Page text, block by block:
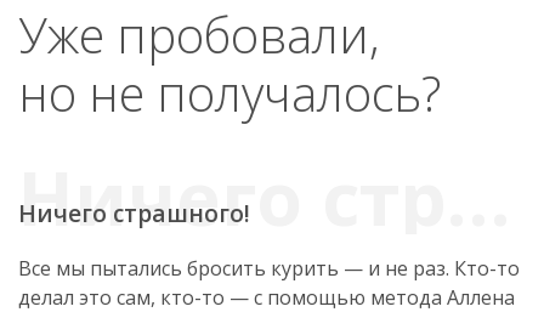
Уже пробовали,
но не получалось?
Ничего страшного!
Все мы пытались бросить курить — и не раз. Кто-то
делал это сам, кто-то — с помощью метода Аллена